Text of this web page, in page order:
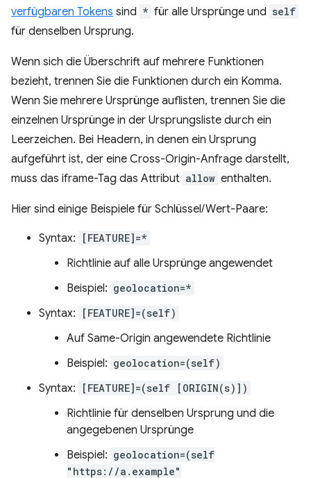
verfügbaren Tokens sind * für alle Ursprünge und self
für denselben Ursprung.
Wenn sich die Überschrift auf mehrere Funktionen
bezieht, trennen Sie die Funktionen durch ein Komma.
Wenn Sie mehrere Ursprünge auflisten, trennen Sie die
einzelnen Ursprünge in der Ursprungsliste durch ein
Leerzeichen. Bei Headern, in denen ein Ursprung
aufgeführt ist, der eine Cross-Origin-Anfrage darstellt,
muss das iframe-Tag das Attribut allow enthalten.
Hier sind einige Beispiele für Schlüssel/Wert-Paare:
Syntax: [FEATURE]=*
Richtlinie auf alle Ursprünge angewendet
Beispiel: geolocation=*
Syntax: [FEATURE]=(self)
Auf Same-Origin angewendete Richtlinie
Beispiel: geolocation=(self)
Syntax: [FEATURE]=(self [ORIGIN(s)])
Richtlinie für denselben Ursprung und die
angegebenen Ursprünge
Beispiel: geolocation=(self
"https://a.example"